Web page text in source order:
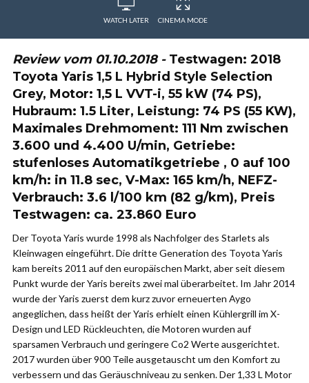
WATCH LATER CINEMA MODE
Review vom 01.10.2018 -Testwagen: 2018
Toyota Yaris 1,5 L Hybrid Style Selection
Grey, Motor: 1,5 L VVT-i, 55 kW (74 PS),
Hubraum: 1.5 Liter, Leistung: 74 PS (55 KW),
Maximales Drehmoment: 111 Nm zwischen
3.600 und 4.400 U/min, Getriebe:
stufenloses Automatikgetriebe , 0 auf 100
km/h: in 11.8 sec, V-Max: 165 km/h, NEFZ-
Verbrauch: 3.6 l/100 km (82 g/km), Preis
Testwagen: ca. 23.860 Euro
Der Toyota Yaris wurde 1998 als Nachfolger des Starlets als
Kleinwagen eingeführt. Die dritte Generation des Toyota Yaris
kam bereits 2011 auf den europäischen Markt, aber seit diesem
Punkt wurde der Yaris bereits zwei mal überarbeitet. Im Jahr 2014
wurde der Yaris zuerst dem kurz zuvor erneuerten Aygo
angeglichen, dass heißt der Yaris erhielt einen Kühlergrill im X-
Design und LED Rückleuchten, die Motoren wurden auf
sparsamen Verbrauch und geringere Co2 Werte ausgerichtet.
2017 wurden über 900 Teile ausgetauscht um den Komfort zu
verbessern und das Geräuschniveau zu senken. Der 1,33 L Motor